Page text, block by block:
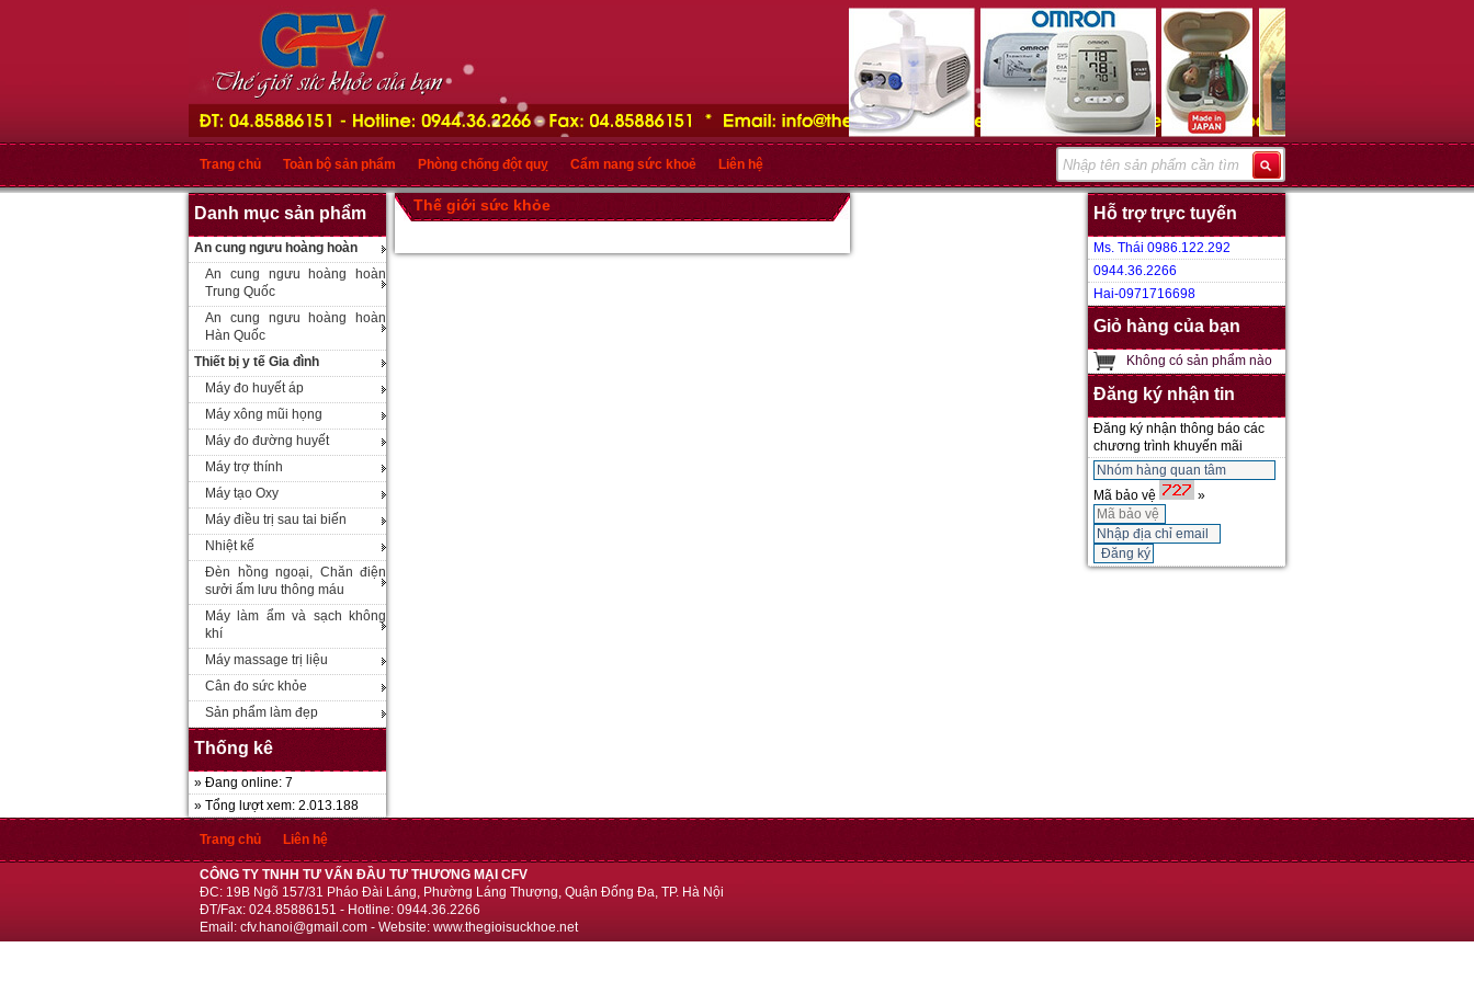
Trang chủ Toàn bộ sản phẩm Phòng chống đột quỵ Cẩm nang sức khoẻ Liên hệ
Danh mục sản phẩm
An cung ngưu hoàng hoàn
An cung ngưu hoàng hoàn
Trung Quốc
An cung ngưu hoàng hoàn
Hàn Quốc
Thiết bị y tế Gia đình
Máy đo huyết áp
Máy xông mũi họng
Máy đo đường huyết
Máy trợ thính
Máy tạo Oxy
Máy điều trị sau tai biến
Nhiệt kế
Đèn hồng ngoại, Chăn điện
sưởi ấm lưu thông máu
Máy làm ẩm và sạch không
khí
Máy massage trị liệu
Cân đo sức khỏe
Sản phẩm làm đẹp
Thống kê
» Đang online: 7
» Tổng lượt xem: 2.013.188
Thế giới sức khỏe Hỗ trợ trực tuyến
Ms. Thái 0986.122.292
0944.36.2266
Hai-0971716698
Giỏ hàng của bạn
Không có sản phẩm nào
Đăng ký nhận tin
Đăng ký nhận thông báo các
chương trình khuyến mãi
Mã bảo vệ »
Trang chủ Liên hệ
CÔNG TY TNHH TƯ VẤN ĐẦU TƯ THƯƠNG MẠI CFV
ĐC: 19B Ngõ 157/31 Pháo Đài Láng, Phường Láng Thượng, Quận Đống Đa, TP. Hà Nội
ĐT/Fax: 024.85886151 - Hotline: 0944.36.2266
Email: cfv.hanoi@gmail.com - Website: www.thegioisuckhoe.net